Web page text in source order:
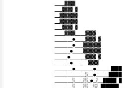
____▓▓▓▓
___▓▓▓▓ ▓
__▓▓▓▓▓▓▓
__▓▓▓▓▓▓▓
___▓▓▓▓ ▓
____▓▓▓▓____▓▓▓▓
_______●____▓▓▓▓ ▓
_______●___▓▓▓▓▓▓▓
______●____▓▓▓▓▓▓▓
_____●______▓▓▓▓ ▓
______●______▓▓▓▓
_______●_______●______████
____________░__●_____█████
_______░___░░_●_░__█████ █
_______░___░░__░░_███████